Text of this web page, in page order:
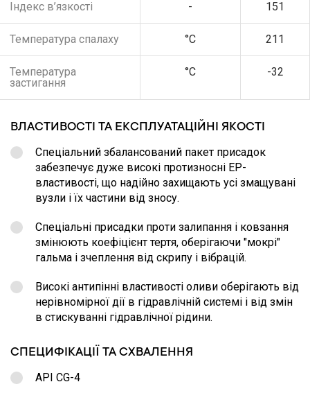
Індекс в’язкості - 151
Температура спалаху °С 211
Температура
застигання
°С -32
ВЛАСТИВОСТІ ТА ЕКСПЛУАТАЦІЙНІ ЯКОСТІ
Спеціальний збалансований пакет присадок
забезпечує дуже високі протизносні ЕР-
властивості, що надійно захищають усі змащувані
вузли і їх частини від зносу.
Спеціальні присадки проти залипання і ковзання
змінюють коефіцієнт тертя, оберігаючи "мокрі"
гальма і зчеплення від скрипу і вібрацій.
Високі антипінні властивості оливи оберігають від
нерівномірної дії в гідравлічній системі і від змін
в стискуванні гідравлічної рідини.
СПЕЦИФІКАЦІЇ ТА СХВАЛЕННЯ
API CG-4